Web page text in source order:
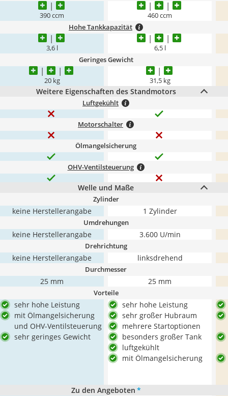
390 ccm 460 ccm
Hohe Tankkapazität
3,6 l 6,5 l
Geringes Gewicht
20 kg 31,5 kg
Weitere Eigenschaften des Standmotors
Luftgekühlt
Motorschalter
Ölmangelsicherung
OHV-Ventilsteuerung
Welle und Maße
Zylinder
keine Herstellerangabe 1 Zylinder
Umdrehungen
keine Herstellerangabe 3.600 U/min
Drehrichtung
keine Herstellerangabe linksdrehend
Durchmesser
25 mm 25 mm
Vorteile
sehr hohe Leistung
mit Ölmangelsicherung
und OHV-Ventilsteuerung
sehr geringes Gewicht
sehr hohe Leistung
sehr großer Hubraum
mehrere Startoptionen
besonders großer Tank
luftgekühlt
mit Ölmangelsicherung
Zu den Angeboten *